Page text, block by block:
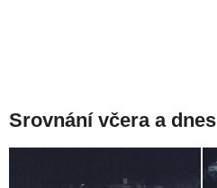
Srovnání včera a dnes